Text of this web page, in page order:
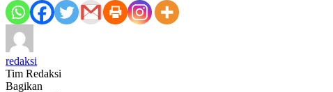
redaksi
Tim Redaksi
Bagikan